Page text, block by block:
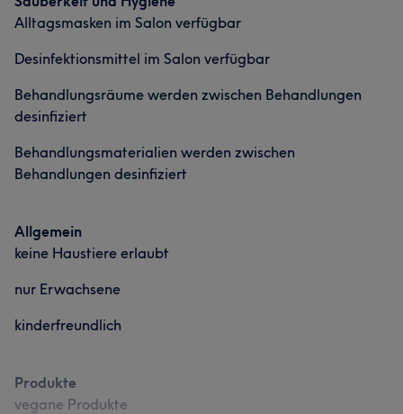
Alltagsmasken im Salon verfügbar
Desinfektionsmittel im Salon verfügbar
Behandlungsräume werden zwischen Behandlungen
desinfiziert
Behandlungsmaterialien werden zwischen
Behandlungen desinfiziert
Allgemein
keine Haustiere erlaubt
nur Erwachsene
kinderfreundlich
Produkte
vegane Produkte